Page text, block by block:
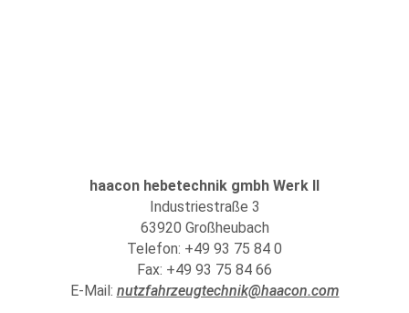
haacon hebetechnik gmbh Werk II
Industriestraße 3
63920 Großheubach
Telefon: +49 93 75 84 0
Fax: +49 93 75 84 66
E-Mail: nutzfahrzeugtechnik@haacon.com